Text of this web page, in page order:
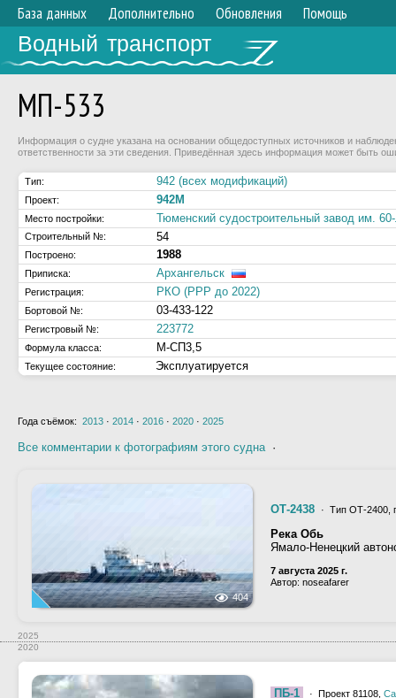
База данных Дополнительно Обновления Помощь
Водный транспорт
МП-533
Информация о судне указана на основании общедоступных источников и
ответственности за эти сведения. Приведённая здесь информация может быть
Тип: 942 (всех модификаций)
Проект: 942М
Место постройки: Тюменский судостроительный завод им.
Строительный №: 54
Построено: 1988
Приписка: Архангельск
Регистрация: РКО (РРР до 2022)
Бортовой №: 03-433-122
Регистровый №: 223772
Формула класса: М-СП3,5
Текущее состояние: Эксплуатируется
Года съёмок: 2013 · 2014 · 2016 · 2020 · 2025
Все комментарии к фотографиям этого судна·
404
ОТ-2438 · Тип ОТ-2400,
Река Обь
Ямало-Ненецкий
7 августа 2025 г.
Автор: noseafarer
2025
2020
ПБ-1 · Проект 81108,